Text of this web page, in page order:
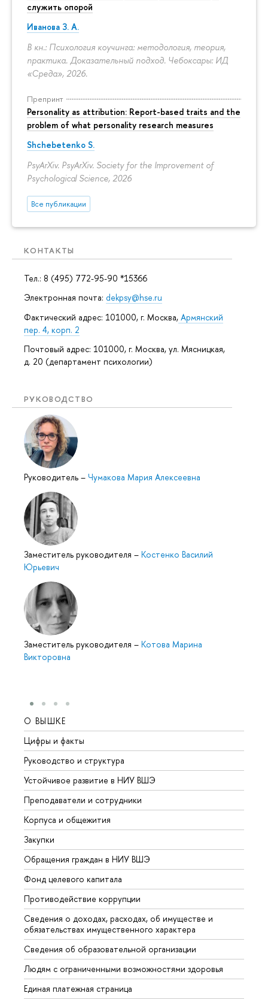
служить опорой
Иванова З. А.
В кн.: Психология коучинга: методология, теория,
практика. Доказательный подход. Чебоксары: ИД
«Среда», 2026.
Препринт
Personality as attribution: Report-based traits and the
problem of what personality research measures
Shchebetenko S.
PsyArXiv. PsyArXiv. Society for the Improvement of
Psychological Science, 2026
Все публикации
КОНТАКТЫ
Тел.: 8 (495) 772-95-90 *15366
Электронная почта: dekpsy@hse.ru
Фактический адрес: 101000, г. Москва, Армянский
пер. 4, корп. 2
Почтовый адрес: 101000, г. Москва, ул. Мясницкая,
д. 20 (департамент психологии)
РУКОВОДСТВО
Руководитель – Чумакова Мария Алексеевна
Заместитель руководителя – Костенко Василий
Юрьевич
Заместитель руководителя – Котова Марина
Викторовна
О ВЫШКЕ
Цифры и факты
Руководство и структура
Устойчивое развитие в НИУ ВШЭ
Преподаватели и сотрудники
Корпуса и общежития
Закупки
Обращения граждан в НИУ ВШЭ
Фонд целевого капитала
Противодействие коррупции
Сведения о доходах, расходах, об имуществе и
обязательствах имущественного характера
Сведения об образовательной организации
Людям с ограниченными возможностями здоровья
Единая платежная страница